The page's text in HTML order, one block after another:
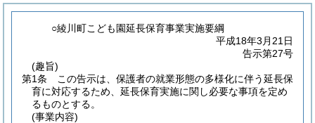
○綾川町こども園延長保育事業実施要綱
平成18年3月21日
告示第27号
(趣旨)
第1条
この告示は、保護者の就業形態の多様化に伴う延長保
育に対応するため、延長保育実施に関し必要な事項を定め
るものとする。
(事業内容)